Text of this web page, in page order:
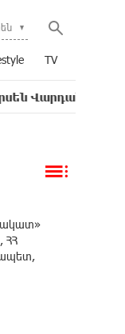
TV
ծննդյան
ՀՀ